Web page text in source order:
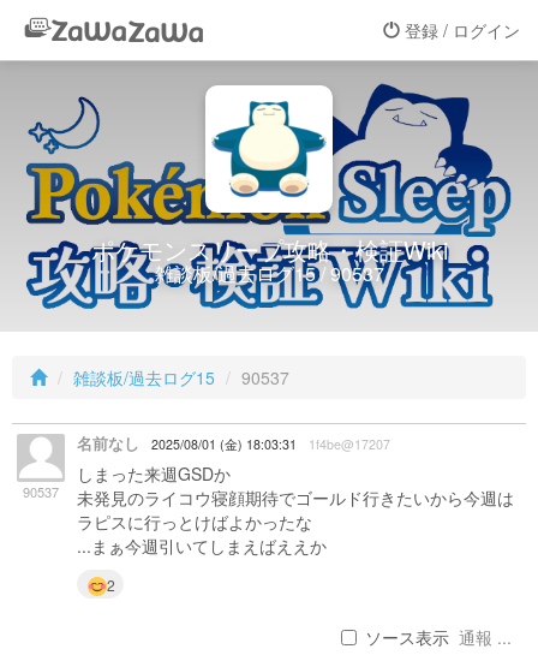
登録 / ログイン
ポケモンスリープ攻略・検証Wiki
雑談板/過去ログ15 / 90537
雑談板/過去ログ15 90537
90537
名前なし 2025/08/01 (金) 18:03:31 1f4be@17207
しまった来週GSDか
未発見のライコウ寝顔期待でゴールド行きたいから今週は
ラピスに行っとけばよかったな
...まぁ今週引いてしまえばええか
2
ソース表示 通報 ...